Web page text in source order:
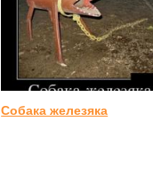
Собака железяка